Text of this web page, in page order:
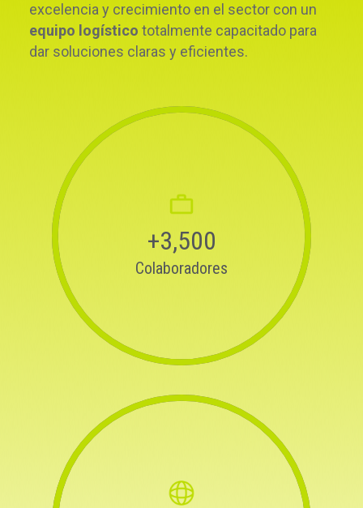
excelencia y crecimiento en el sector con un
equipo logístico totalmente capacitado para
dar soluciones claras y eficientes.
+3,500
Colaboradores